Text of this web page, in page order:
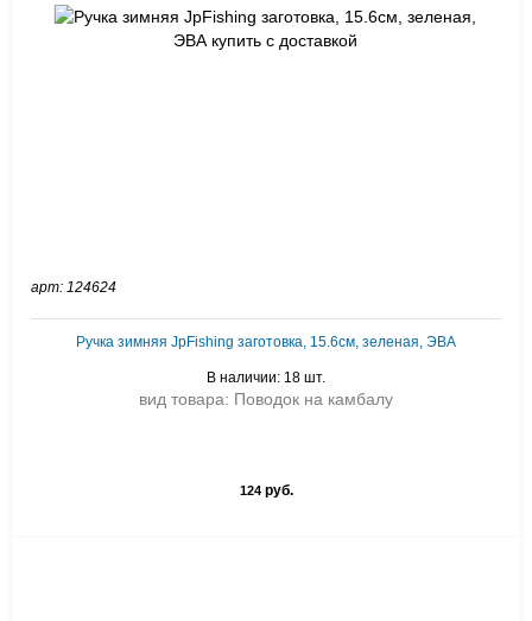
арт: 124624
Ручка зимняя JpFishing заготовка, 15.6см, зеленая, ЭВА
В наличии: 18 шт.
вид товара: Поводок на камбалу
124руб.